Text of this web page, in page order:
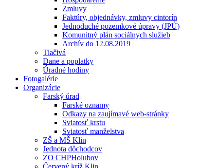
Zmluvy
Faktúry, objednávky, zmluvy cintorín
Jednoduché pozemkové úpravy (JPÚ)
Komunitný plán sociálnych služieb
Archív do 12.08.2019
Tlačivá
Dane a poplatky
Úradné hodiny
Fotogalérie
Organizácie
Farský úrad
Farské oznamy
Odkazy na zaujímavé web-stránky
Sviatosť krstu
Sviatosť manželstva
ZŠ a MŠ Klin
Jednota dôchodcov
ZO CHPHolubov
Červený kríž Klin